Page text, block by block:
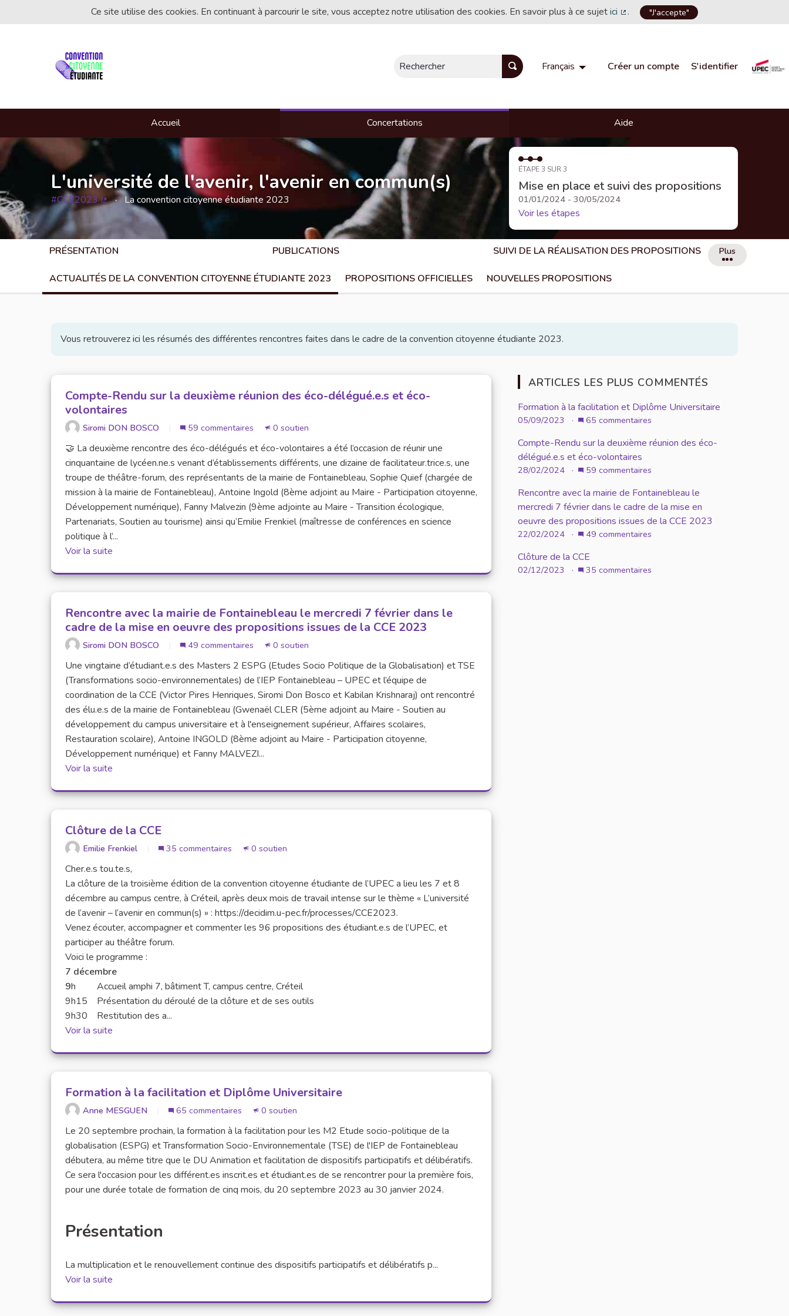
Ce site utilise des cookies. En continuant à parcourir le site, vous acceptez notre utilisation des cookies. En savoir plus à ce sujetici
(Lien externe)
. "J'accepte"
Rechercher Français Choisir la langueChoose language
Créer un compte S'identifier
Accueil Concertations Aide
L'université de l'avenir, l'avenir en commun(s)
#CCE2023
(Lien externe)
La convention citoyenne étudiante 2023
ÉTAPE 3 SUR 3
Mise en place et suivi des propositions
01/01/2024 - 30/05/2024
Voir les étapes
PRÉSENTATION PUBLICATIONS SUIVI DE LA RÉALISATION DES PROPOSITIONS
ACTUALITÉS DE LA CONVENTION CITOYENNE ÉTUDIANTE 2023 PROPOSITIONS OFFICIELLES NOUVELLES PROPOSITIONS
Vous retrouverez ici les résumés des différentes rencontres faites dans le cadre de la convention citoyenne étudiante 2023.
Compte-Rendu sur la deuxième réunion des éco-délégué.e.s et éco-
volontaires
Siromi DON BOSCO 59 commentaires 0 soutien
🤝 La deuxième rencontre des éco-délégués et éco-volontaires a été l’occasion de réunir une
cinquantaine de lycéen.ne.s venant d’établissements différents, une dizaine de facilitateur.trice.s, une
troupe de théâtre-forum, des représentants de la mairie de Fontainebleau, Sophie Quief (chargée de
mission à la mairie de Fontainebleau), Antoine Ingold (8ème adjoint au Maire - Participation citoyenne,
Développement numérique), Fanny Malvezin (9ème adjointe au Maire - Transition écologique,
Partenariats, Soutien au tourisme) ainsi qu’Emilie Frenkiel (maîtresse de conférences en science
politique à l’...
Voir la suite
Rencontre avec la mairie de Fontainebleau le mercredi 7 février dans le
cadre de la mise en oeuvre des propositions issues de la CCE 2023
Siromi DON BOSCO 49 commentaires 0 soutien
Une vingtaine d’étudiant.e.s des Masters 2 ESPG (Etudes Socio Politique de la Globalisation) et TSE
(Transformations socio-environnementales) de l’IEP Fontainebleau – UPEC et l’équipe de
coordination de la CCE (Victor Pires Henriques, Siromi Don Bosco et Kabilan Krishnaraj) ont rencontré
des élu.e.s de la mairie de Fontainebleau (Gwenaël CLER (5ème adjoint au Maire - Soutien au
développement du campus universitaire et à l'enseignement supérieur, Affaires scolaires,
Restauration scolaire), Antoine INGOLD (8ème adjoint au Maire - Participation citoyenne,
Développement numérique) et Fanny MALVEZI...
Voir la suite
Clôture de la CCE
Emilie Frenkiel 35 commentaires 0 soutien
Cher.e.s tou.te.s,
La clôture de la troisième édition de la convention citoyenne étudiante de l’UPEC a lieu les 7 et 8
décembre au campus centre, à Créteil, après deux mois de travail intense sur le thème « L’université
de l’avenir – l’avenir en commun(s) » : https://decidim.u-pec.fr/processes/CCE2023.
Venez écouter, accompagner et commenter les 96 propositions des étudiant.e.s de l’UPEC, et
participer au théâtre forum.
Voici le programme :
7 décembre
9h Accueil amphi 7, bâtiment T, campus centre, Créteil
9h15 Présentation du déroulé de la clôture et de ses outils
9h30 Restitution des a...
Voir la suite
Formation à la facilitation et Diplôme Universitaire
Anne MESGUEN 65 commentaires 0 soutien
Le 20 septembre prochain, la formation à la facilitation pour les M2 Etude socio-politique de la
globalisation (ESPG) et Transformation Socio-Environnementale (TSE) de l'IEP de Fontainebleau
débutera, au même titre que le DU Animation et facilitation de dispositifs participatifs et délibératifs.
Ce sera l'occasion pour les différent.es inscrit.es et étudiant.es de se rencontrer pour la première fois,
pour une durée totale de formation de cinq mois, du 20 septembre 2023 au 30 janvier 2024.
Présentation
La multiplication et le renouvellement continue des dispositifs participatifs et délibératifs p...
Voir la suite
ARTICLES LES PLUS COMMENTÉS
Formation à la facilitation et Diplôme Universitaire
05/09/2023 · 65 commentaires
Compte-Rendu sur la deuxième réunion des éco-
délégué.e.s et éco-volontaires
28/02/2024 · 59 commentaires
Rencontre avec la mairie de Fontainebleau le
mercredi 7 février dans le cadre de la mise en
oeuvre des propositions issues de la CCE 2023
22/02/2024 · 49 commentaires
Clôture de la CCE
02/12/2023 · 35 commentaires